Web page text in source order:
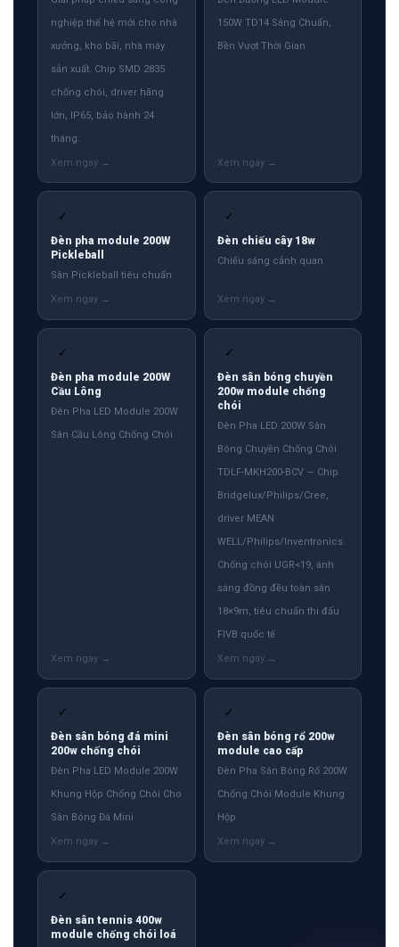
nghiệp thế hệ mới cho nhà
xưởng, kho bãi, nhà máy
sản xuất. Chip SMD 2835
chống chói, driver hãng
lớn, IP65, bảo hành 24
tháng.
150W TD14 Sáng Chuẩn,
Bền Vượt Thời Gian
✓
Đèn pha module 200W
Pickleball
Sân Pickleball tiêu chuẩn
✓
Đèn chiếu cây 18w
Chiếu sáng cảnh quan
✓
Đèn pha module 200W
Cầu Lông
Đèn Pha LED Module 200W
Sân Cầu Lông Chống Chói
✓
Đèn sân bóng chuyền
200w module chống
chói
Đèn Pha LED 200W Sân
Bóng Chuyền Chống Chói
TDLF-MKH200-BCV — Chip
Bridgelux/Philips/Cree,
driver MEAN
WELL/Philips/Inventronics.
Chống chói UGR<19, ánh
sáng đồng đều toàn sân
18×9m, tiêu chuẩn thi đấu
FIVB quốc tế
✓
Đèn sân bóng đá mini
200w chống chói
Đèn Pha LED Module 200W
Khung Hộp Chống Chói Cho
Sân Bóng Đá Mini
✓
Đèn sân bóng rổ 200w
module cao cấp
Đèn Pha Sân Bóng Rổ 200W
Chống Chói Module Khung
Hộp
✓
Đèn sân tennis 400w
module chống chói loá